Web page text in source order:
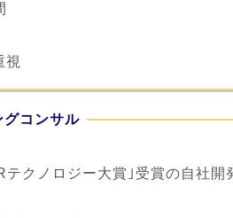
視
コンサル
テクノロジー大賞｣受賞の自社